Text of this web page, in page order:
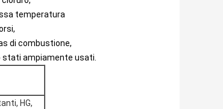
temperatura
di combustione,
stati ampiamente usati.
HG,